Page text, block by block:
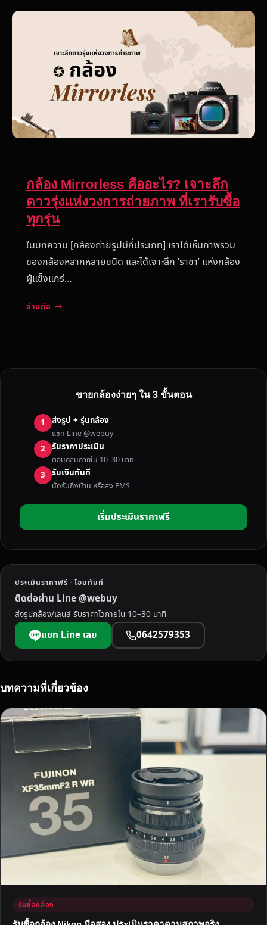
กล้อง Mirrorless คืออะไร? เจาะลึก
ดาวรุ่งแห่งวงการถ่ายภาพ ที่เรารับซื้อ
ทุกรุ่น
ในบทความ [กล้องถ่ายรูปมีกี่ประเภท] เราได้เห็นภาพรวม
ของกล้องหลากหลายชนิด และได้เจาะลึก ‘ราชา’ แห่งกล้อง
ผู้แข็งแกร่…
อ่านต่อ ก
I
O
R
L
E
S
S
ไ
ร
?
จ
า
ะ
ลึ
ก
า
รุ่
ง
ว
ง
ก
า
ร
ถ่
า
พ
ขายกล้องง่ายๆ ใน 3 ขั้นตอน
1 ส่งรูป + รุ่นกล้อง
แชท Line @webuy
2 รับราคาประเมิน
ตอบกลับภายใน 10–30 นาที
3 รับเงินทันที
นัดรับถึงบ้าน หรือส่ง EMS
เริ่มประเมินราคาฟรี
ประเมินราคาฟรี · โอนทันที
ติดต่อผ่าน Line @webuy
ส่งรูปกล้อง/เลนส์ รับราคาไวภายใน 10–30 นาที
แชท Line เลย 0642579353
บทความที่เกี่ยวข้อง
รับซื้อกล้อง